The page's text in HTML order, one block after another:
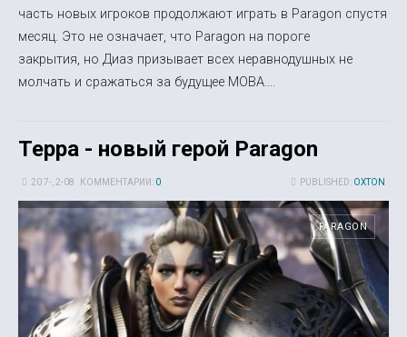
часть новых игроков продолжают играть в Paragon спустя
месяц. Это не означает, что Paragon на пороге
закрытия, но Диаз призывает всех неравнодушных не
молчать и сражаться за будущее MOBA....
Терра - новый герой Paragon
PUBLISHED: OXTON
20 7-, 2-08 КОММЕНТАРИИ: 0
PARAGON